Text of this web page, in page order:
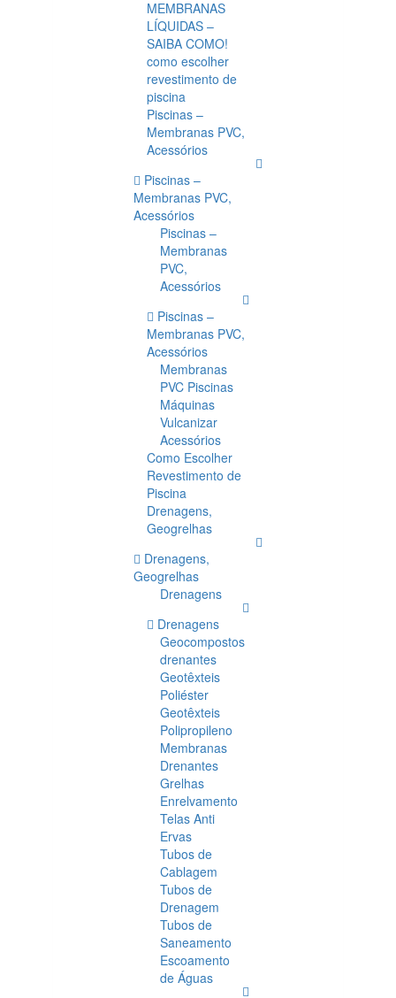
MEMBRANAS
LÍQUIDAS –
SAIBA COMO!
como escolher
revestimento de
piscina
Piscinas –
Membranas PVC,
Acessórios
Piscinas –
Membranas PVC,
Acessórios
Piscinas –
Membranas
PVC,
Acessórios
Piscinas –
Membranas PVC,
Acessórios
Membranas
PVC Piscinas
Máquinas
Vulcanizar
Acessórios
Como Escolher
Revestimento de
Piscina
Drenagens,
Geogrelhas
Drenagens,
Geogrelhas
Drenagens
Drenagens
Geocompostos
drenantes
Geotêxteis
Poliéster
Geotêxteis
Polipropileno
Membranas
Drenantes
Grelhas
Enrelvamento
Telas Anti
Ervas
Tubos de
Cablagem
Tubos de
Drenagem
Tubos de
Saneamento
Escoamento
de Águas